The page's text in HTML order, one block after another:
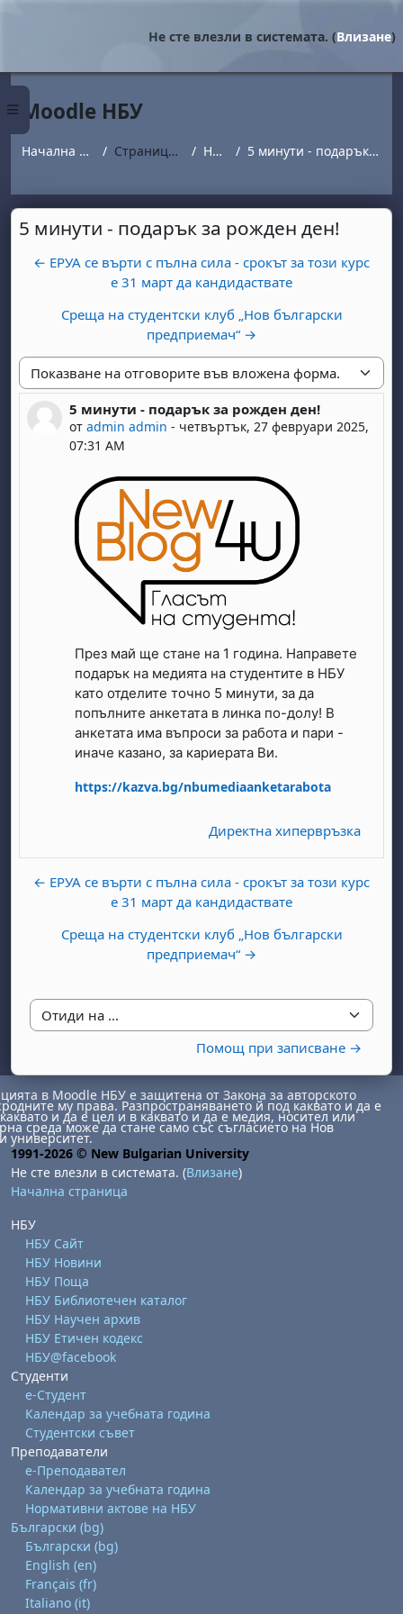
Страничен панел
Не сте влезли в системата. (Влизане)
Moodle НБУ
Начална страница Страници от сайта Новини 5 минути - подарък за рожден ден!
5 минути - подарък за рожден ден!
← ЕРУА се върти с пълна сила - срокът за този курс
е 31 март да кандидаствате
Среща на студентски клуб „Нов български
предприемач“ →
Начин на показване
5 минути - подарък за рожден ден!
от admin admin - четвъртък, 27 февруари 2025,
07:31 AM
Number of replies: 0
През май ще стане на 1 година. Направете
подарък на медията на студентите в НБУ
като отделите точно 5 минути, за да
попълните анкетата в линка по-долу! В
анкетата има въпроси за работа и пари -
иначе казано, за кариерата Ви.
https://kazva.bg/nbumediaanketarabota
Директна хипервръзка
← ЕРУА се върти с пълна сила - срокът за този курс
е 31 март да кандидаствате
Среща на студентски клуб „Нов български
предприемач“ →
Отиди на ...
Помощ при записване →
6 август
август8 август
неделя, 9 август
август
август
15 август
неделя, 16 август
в Moodle НБУ е защитена от Закона за авторското
му права. Разпространяването й под каквато и да е
и да е цел и в каквато и да е медия, носител или
среда може да стане само със съгласието на Нов
университет.
1991-2026 © New Bulgarian University
Не сте влезли в системата. (Влизане)
Начална страница
НБУ
НБУ Сайт
НБУ Новини
НБУ Поща
НБУ Библиотечен каталог
НБУ Научен архив
НБУ Етичен кодекс
НБУ@facebook
Студенти
е-Студент
Календар за учебната година
Студентски съвет
Преподаватели
е-Преподавател
Календар за учебната година
Нормативни актове на НБУ
Български ‎(bg)‎
Български ‎(bg)‎
English ‎(en)‎
Français ‎(fr)‎
Italiano ‎(it)‎